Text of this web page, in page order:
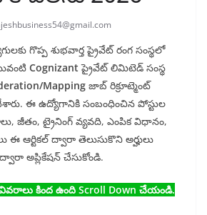
గొప్ప శుభవార్త ప్రైవేట్ రంగ సంస్థలో
Cognizant ప్రైవేట్ లిమిటెడ్ సంస్థ
Mapping జాబ్ రిక్రూట్మెంట్
ఈ ఉద్యోగానికి సంబంధించిన పోస్టుల
జీతం, ట్రైనింగ్ వ్యవది, ఎంపిక విధానం,
ఆర్టికల్ ద్వారా తెలుసుకొని అర్హులు
అప్లికేషన్ చేసుకోండి.
వివరాలు కింద ఉంది Scroll Down చేయండి.